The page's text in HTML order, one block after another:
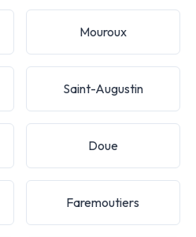
Mouroux
Saint-Augustin
Doue
Faremoutiers